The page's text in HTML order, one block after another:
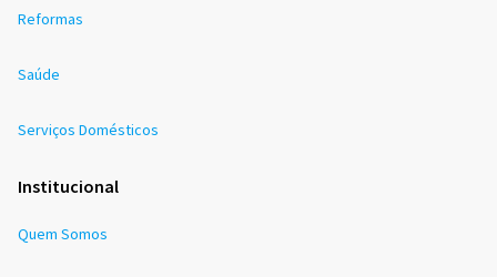
Reformas
Saúde
Serviços Domésticos
Institucional
Quem Somos